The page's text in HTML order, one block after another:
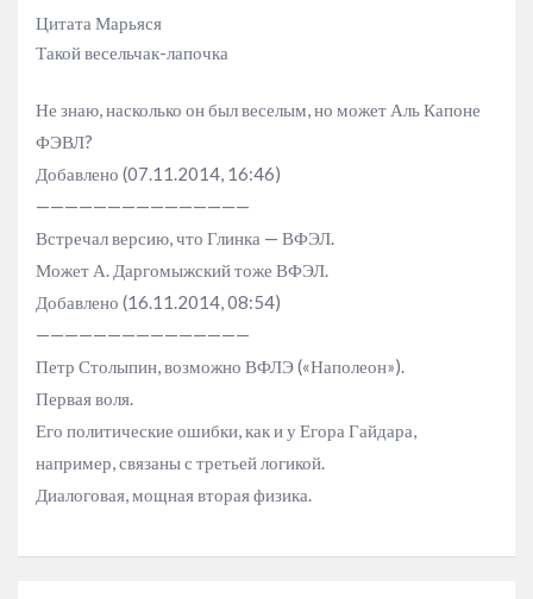
Цитата Марьяся
Такой весельчак-лапочка
Не знаю, насколько он был веселым, но может Аль Капоне
ФЭВЛ?
Добавлено (07.11.2014, 16:46)
———————————————
Встречал версию, что Глинка — ВФЭЛ.
Может А. Даргомыжский тоже ВФЭЛ.
Добавлено (16.11.2014, 08:54)
———————————————
Петр Столыпин, возможно ВФЛЭ («Наполеон»).
Первая воля.
Его политические ошибки, как и у Егора Гайдара,
например, связаны с третьей логикой.
Диалоговая, мощная вторая физика.